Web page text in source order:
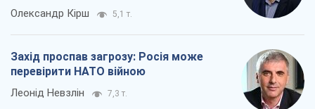
Олександр Кірш 5,1 т.
Захід проспав загрозу: Росія може
перевірити НАТО війною
Леонід Невзлін 7,3 т.